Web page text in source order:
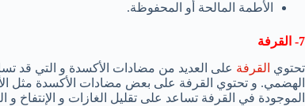
الأطمة المالحة أو المحفوظة.
7- القرفة
تحتوي القرفة على العديد من مضادات الأكسدة و التي قد
الهضمي. و تحتوي القرفة على بعض مضادات الأكسدة مثل
الموجودة في القرفة تساعد على تقليل الغازات و الإنتفاخ و